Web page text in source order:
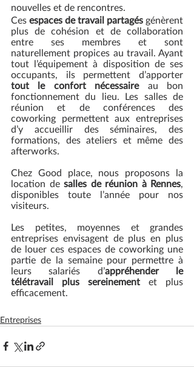
nouvelles et de rencontres.
Ces espaces de travail partagés génèrent
plus de cohésion et de collaboration
entre ses membres et sont
naturellement propices au travail. Ayant
tout l’équipement à disposition de ses
tout le confort nécessaire au bon
fonctionnement du lieu. Les salles de
réunion et de conférences des
coworking permettent aux entreprises
d’y accueillir des séminaires, des
formations, des ateliers et même des
afterworks.
Chez Good place, nous proposons la
location de salles de réunion à Rennes
disponibles toute l’année pour nos
visiteurs.
Les petites, moyennes et grandes
entreprises envisagent de plus en plus
de louer ces espaces de coworking une
partie de la semaine pour permettre à
leurs salariés d’appréhender le
télétravail plus sereinement et plus
efficacement.
Entreprises